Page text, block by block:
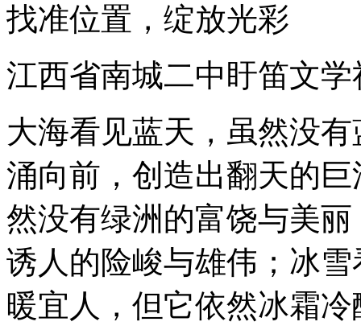
找准位置，绽放光彩
江西省南城二中盱笛文
大海看见蓝天，虽然没
涌向前，创造出翻天的
然没有绿洲的富饶与美
诱人的险峻与雄伟；冰
暖宜人，但它依然冰霜